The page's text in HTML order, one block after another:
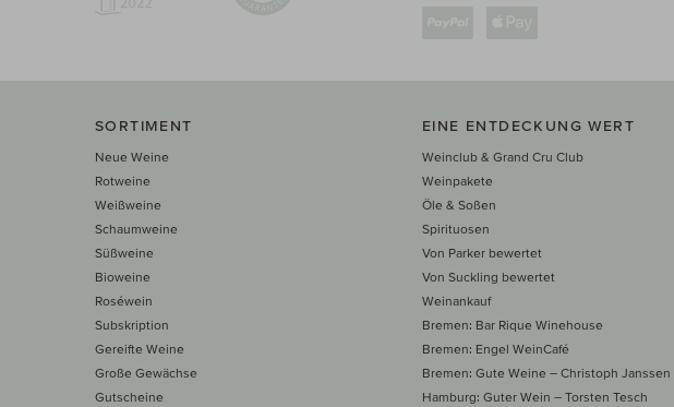
SORTIMENT
Neue Weine
Rotweine
Weißweine
Schaumweine
Süßweine
Bioweine
Roséwein
Subskription
Gereifte Weine
Große Gewächse
Gutscheine
EINE ENTDECKUNG WERT
Weinclub & Grand Cru Club
Weinpakete
Öle & Soßen
Spirituosen
Von Parker bewertet
Von Suckling bewertet
Weinankauf
Bremen: Bar Rique Winehouse
Bremen: Engel WeinCafé
Bremen: Gute Weine – Christoph Janssen
Hamburg: Guter Wein – Torsten Tesch